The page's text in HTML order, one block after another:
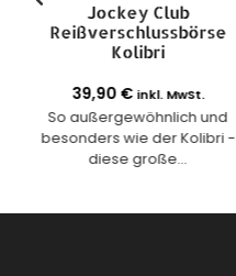
Jockey Club
Reißverschlussbörse
Kolibri
39,90 € inkl. MwSt.
So außergewöhnlich und
besonders wie der Kolibri -
diese große...